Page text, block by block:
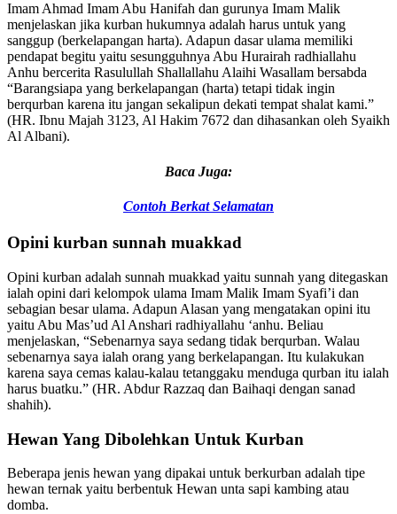
Imam Ahmad Imam Abu Hanifah dan gurunya Imam Malik
menjelaskan jika kurban hukumnya adalah harus untuk yang
sanggup (berkelapangan harta). Adapun dasar ulama memiliki
pendapat begitu yaitu sesungguhnya Abu Hurairah radhiallahu
Anhu bercerita Rasulullah Shallallahu Alaihi Wasallam bersabda
“Barangsiapa yang berkelapangan (harta) tetapi tidak ingin
berqurban karena itu jangan sekalipun dekati tempat shalat kami.”
(HR. Ibnu Majah 3123, Al Hakim 7672 dan dihasankan oleh Syaikh
Al Albani).
Baca Juga:
Contoh Berkat Selamatan
Opini kurban sunnah muakkad
Opini kurban adalah sunnah muakkad yaitu sunnah yang ditegaskan
ialah opini dari kelompok ulama Imam Malik Imam Syafi’i dan
sebagian besar ulama. Adapun Alasan yang mengatakan opini itu
yaitu Abu Mas’ud Al Anshari radhiyallahu ‘anhu. Beliau
menjelaskan, “Sebenarnya saya sedang tidak berqurban. Walau
sebenarnya saya ialah orang yang berkelapangan. Itu kulakukan
karena saya cemas kalau-kalau tetanggaku menduga qurban itu ialah
harus buatku.” (HR. Abdur Razzaq dan Baihaqi dengan sanad
shahih).
Hewan Yang Dibolehkan Untuk Kurban
Beberapa jenis hewan yang dipakai untuk berkurban adalah tipe
hewan ternak yaitu berbentuk Hewan unta sapi kambing atau
domba.